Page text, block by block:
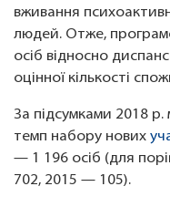
вживання
людей. Отже,
осіб відносно
оцінної кількості
За підсумками 2018
темп набору нових
— 1 196 осіб (для
702, 2015 — 105).